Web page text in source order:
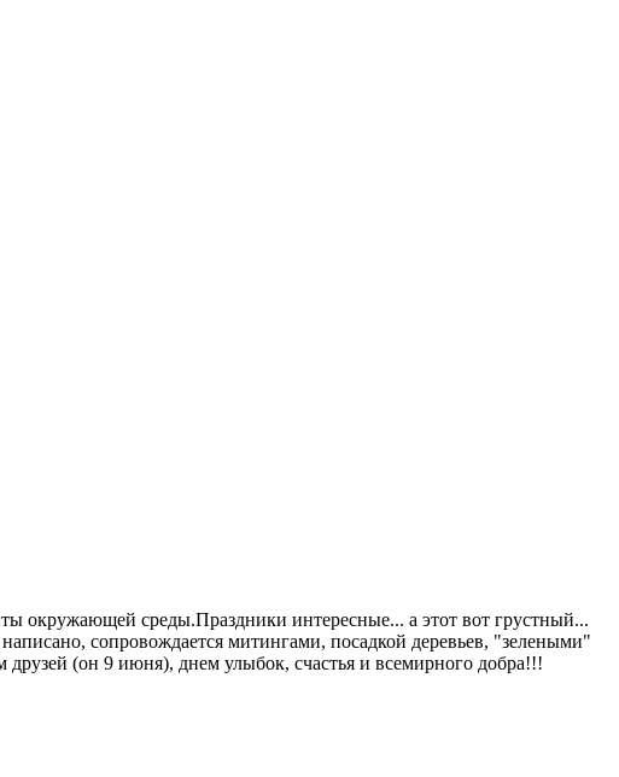
окружающей среды.Праздники интересные... а этот вот грустный...
сопровождается митингами, посадкой деревьев, "зелеными"
(он 9 июня), днем улыбок, счастья и всемирного добра!!!